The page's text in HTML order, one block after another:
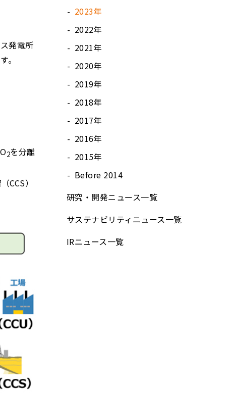
発電所
。
2を分離
）
2023年
2022年
2021年
2020年
2019年
2018年
2017年
2016年
2015年
Before 2014
研究・開発ニュース⼀覧
サステナビリティニュース⼀覧
IRニュース⼀覧